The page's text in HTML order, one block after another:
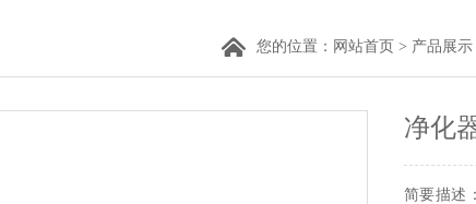
您的位置： 网站首页 > 产品展示
净化
简要描述